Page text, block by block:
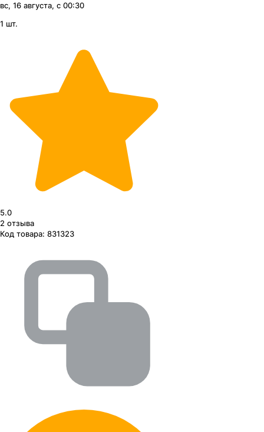
вс, 16 августа, с 00:30
1 шт.
5.0
2 отзыва
Код товара: 831323